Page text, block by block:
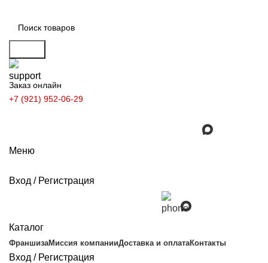
Заказ онлайн
+7 (921) 952-06-29
Меню
Вход / Регистрация
Каталог
ФраншизаМиссия компанииДоставка и оплатаКонтакты
Вход / Регистрация